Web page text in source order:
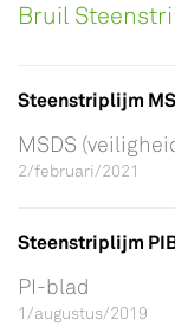
Bruil
Steenstriplijm
MSDS
2/februari/2021
Steenstriplijm
PI-blad
1/augustus/2019